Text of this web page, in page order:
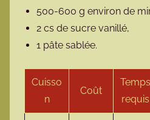
500-600 g environ de
2 cs de sucre vanillé,
1 pâte sablée.
Cuisso
n
Coût
Temps
requis